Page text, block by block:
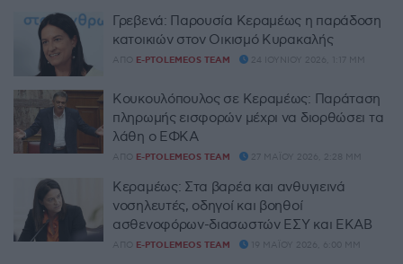
Γρεβενά: Παρουσία Κεραμέως η παράδοση
κατοικιών στον Οικισμό Κυρακαλής
ΑΠΌ E-PTOLEMEOS TEAM 24 ΙΟΥΝΊΟΥ 2026, 1:17 ΜΜ
Κουκουλόπουλος σε Κεραμέως: Παράταση
πληρωμής εισφορών μέχρι να διορθώσει τα
λάθη ο ΕΦΚΑ
ΑΠΌ E-PTOLEMEOS TEAM 27 ΜΑΪ́ΟΥ 2026, 2:28 ΜΜ
Κεραμέως: Στα βαρέα και ανθυγιεινά
νοσηλευτές, οδηγοί και βοηθοί
ασθενοφόρων-διασωστών ΕΣΥ και ΕΚΑΒ
ΑΠΌ E-PTOLEMEOS TEAM 19 ΜΑΪ́ΟΥ 2026, 6:00 ΜΜ